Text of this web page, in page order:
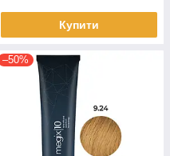
Купити
–50%